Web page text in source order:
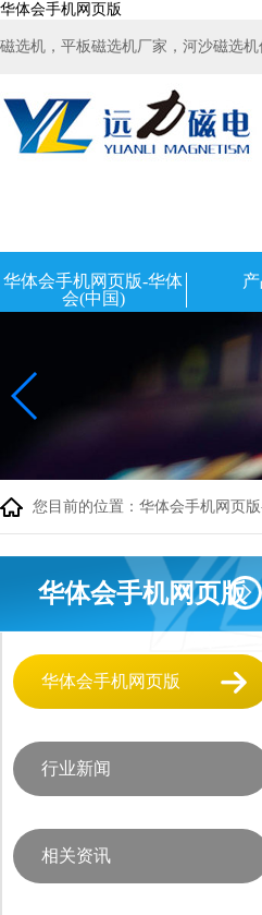
华体会手机网页版
磁选机，平板磁选机厂家，河沙磁选
华体会手机网页版-华体
会(中国)
您目前的位置： 华体会手机网页
华体会手机网页版
华体会手机网页版
行业新闻
相关资讯